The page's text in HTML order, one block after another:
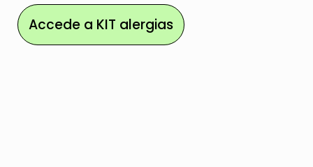
Accede a KIT alergias